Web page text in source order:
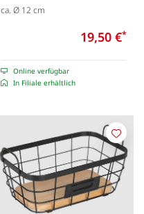
ca. Ø 12 cm
19,50 €*
Online verfügbar
In Filiale erhältlich